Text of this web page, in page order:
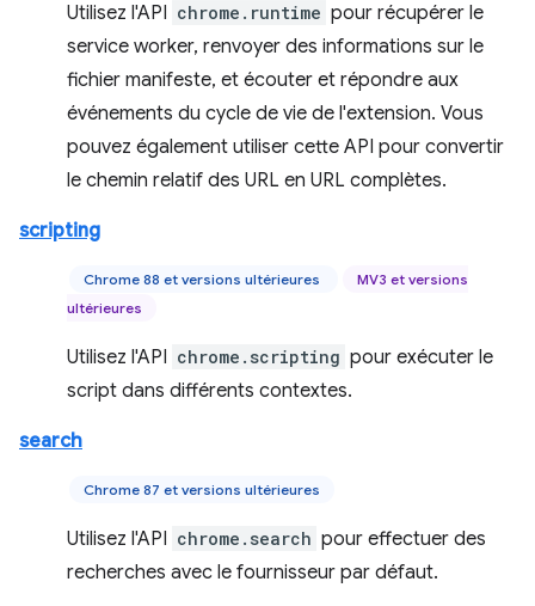
Utilisez l'API chrome.runtime pour récupérer le
service worker, renvoyer des informations sur le
fichier manifeste, et écouter et répondre aux
événements du cycle de vie de l'extension. Vous
pouvez également utiliser cette API pour convertir
le chemin relatif des URL en URL complètes.
scripting
Chrome 88 et versions ultérieures
MV3 et versions
ultérieures
Utilisez l'API chrome.scripting pour exécuter le
script dans différents contextes.
search
Chrome 87 et versions ultérieures
Utilisez l'API chrome.search pour effectuer des
recherches avec le fournisseur par défaut.